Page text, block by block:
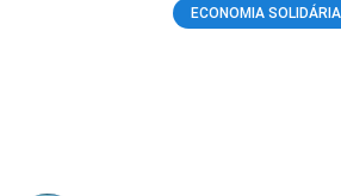
ECONOMIA